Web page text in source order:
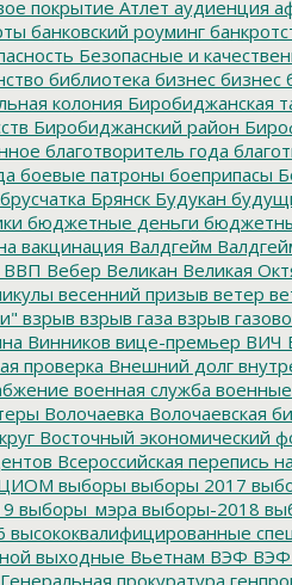
покрытие Атлет аудиенция
банковский роуминг
Безопасные и
библиотека бизнес бизнес
колония Биробиджанская
Биробиджанский район
благотворитель года
боевые патроны боеприпасы
брусчатка Брянск Будукан
бюджетные деньги
вакцинация Валдгейм
ВВП Вебер Великан Великая
весенний призыв ветер
взрыв взрыв газа взрыв
Винников вице-премьер ВИЧ
проверка Внешний долг
военная служба
Волочаевка Волочаевская
Восточный экономический
Всероссийская перепись
выборы выборы 2017
выборы_мэра выборы-2018
высококвалифицированные
выходные Вьетнам ВЭФ
Генеральная прокуратура